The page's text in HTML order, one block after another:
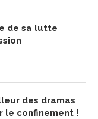
de sa lutte
des dramas
le confinement !